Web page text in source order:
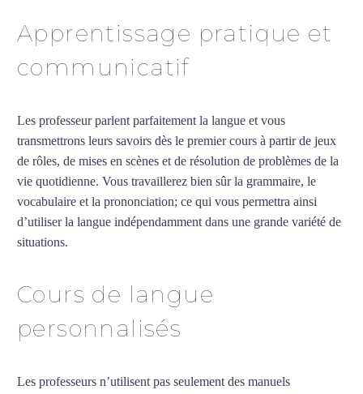
Apprentissage pratique et
communicatif
Les professeur parlent parfaitement la langue et vous
transmettrons leurs savoirs dès le premier cours à partir de jeux
de rôles, de mises en scènes et de résolution de problèmes de la
vie quotidienne. Vous travaillerez bien sûr la grammaire, le
vocabulaire et la prononciation; ce qui vous permettra ainsi
d’utiliser la langue indépendamment dans une grande variété de
situations.
Cours de langue
personnalisés
Les professeurs n’utilisent pas seulement des manuels